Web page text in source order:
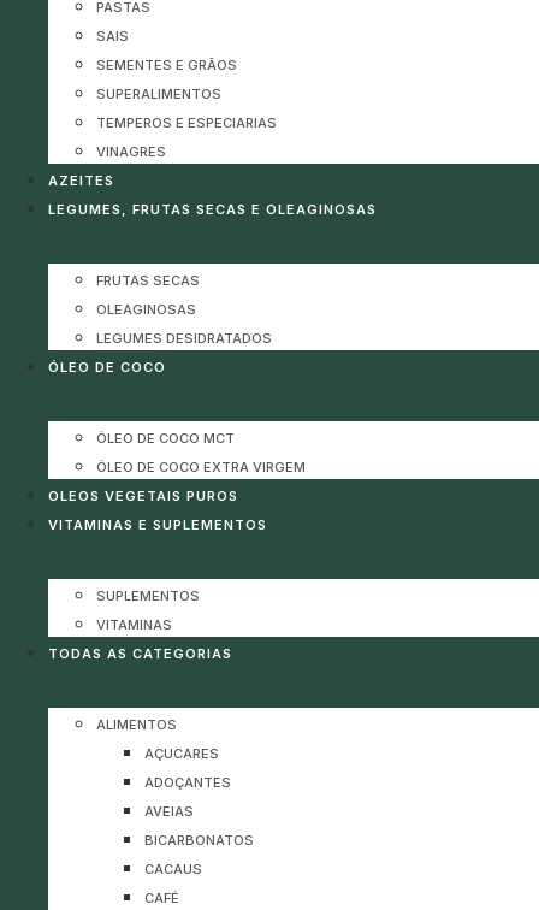
PASTAS
SAIS
SEMENTES E GRÃOS
SUPERALIMENTOS
TEMPEROS E ESPECIARIAS
VINAGRES
AZEITES
LEGUMES, FRUTAS SECAS E OLEAGINOSAS
FRUTAS SECAS
OLEAGINOSAS
LEGUMES DESIDRATADOS
ÓLEO DE COCO
ÓLEO DE COCO MCT
ÓLEO DE COCO EXTRA VIRGEM
OLEOS VEGETAIS PUROS
VITAMINAS E SUPLEMENTOS
SUPLEMENTOS
VITAMINAS
TODAS AS CATEGORIAS
ALIMENTOS
AÇUCARES
ADOÇANTES
AVEIAS
BICARBONATOS
CACAUS
CAFÉ